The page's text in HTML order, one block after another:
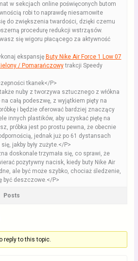
w sekcjach online poświęconych butom
robi to naprawdę niesamowite
do zwiększenia twardości, dzięki czemu
procedurę redukcji wstrząsów.
się wigoru płacącego za aktywność
ekspansję Buty Nike Air Force 1 Low 07
/ Pomarańczowytrakcji Speedy
tkanek</P>
nuby z tworzywa sztucznego z włókna
całą podeszwę, z wyjątkiem pięty na
i będzie oferować bardziej znaczący
innych plastików, aby uzyskać piętę na
próbka jest po prostu pewna, że ​​obecnie
jednak już po 61 dystansach
jakby były zużyte.</P>
doskonale trzymała się, co sprawi, że
pozytywny nacisk, kiedy buty Nike Air
ale być może szybko, chociaż śledzenie,
być deszczowe.</P>
Posts
reply to this topic.